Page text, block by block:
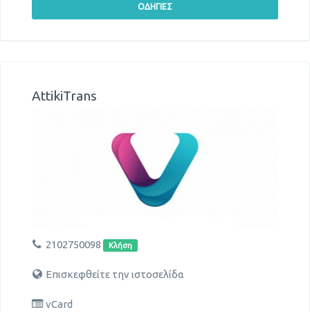
AttikiTrans
2102750098 Κλήση
Επισκεφθείτε την ιστοσελίδα
vCard